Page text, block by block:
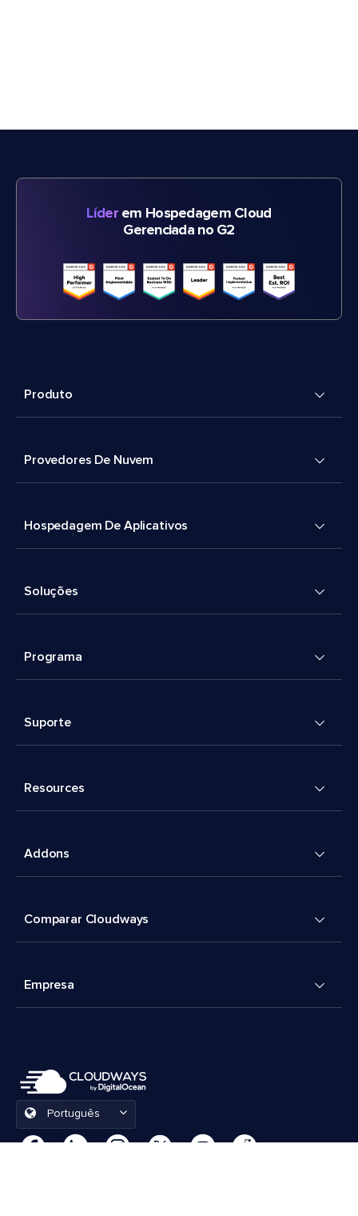
Líderem Hospedagem Cloud
Gerenciada no G2
Produto
Provedores De Nuvem
Hospedagem De Aplicativos
Soluções
Programa
Suporte
Resources
Addons
Comparar Cloudways
Empresa
Português